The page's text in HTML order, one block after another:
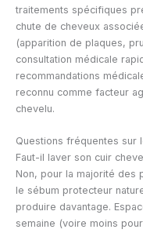
traitements spécifiques
chute de cheveux
(apparition de plaques,
consultation médicale
recommandations
reconnu comme facteur
chevelu.
Questions fréquentes sur
Faut-il laver son cuir
Non, pour la majorité des
le sébum protecteur
produire davantage.
semaine (voire moins